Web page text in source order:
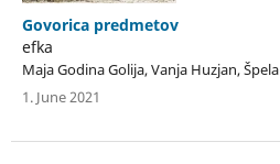
Govorica predmetov
efka
Maja Godina Golija, Vanja Huzjan,
1. June 2021